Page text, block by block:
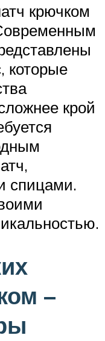
крючком
которые
крой
спицами.
–